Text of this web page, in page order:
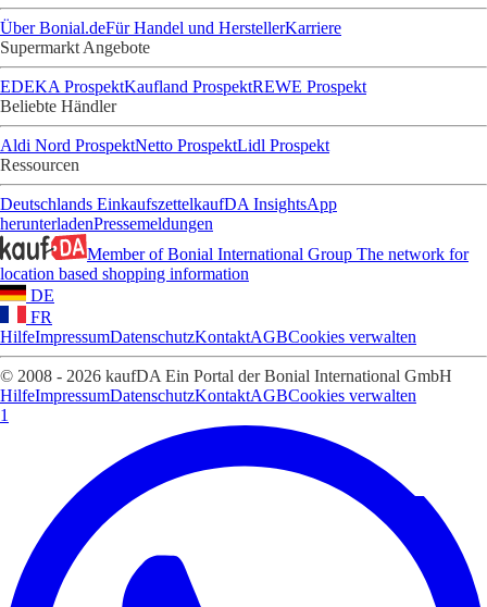
Über Bonial.deFür Handel und HerstellerKarriere
Supermarkt Angebote
EDEKA ProspektKaufland ProspektREWE Prospekt
Beliebte Händler
Aldi Nord ProspektNetto ProspektLidl Prospekt
Ressourcen
Deutschlands EinkaufszettelkaufDA InsightsApp
herunterladenPressemeldungen
Member of Bonial International Group The network for
location based shopping information
DE
FR
HilfeImpressumDatenschutzKontaktAGBCookies verwalten
© 2008 - 2026 kaufDA Ein Portal der Bonial International GmbH
HilfeImpressumDatenschutzKontaktAGBCookies verwalten
1